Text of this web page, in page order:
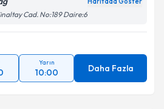
Cad. No:189 Daire:6
Yarın
10:00 Daha Fazla